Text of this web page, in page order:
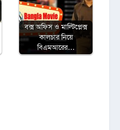
বক্স অফিস ও মাল্টিপ্লেক্স
কালচার নিয়ে
বিএমআরের…